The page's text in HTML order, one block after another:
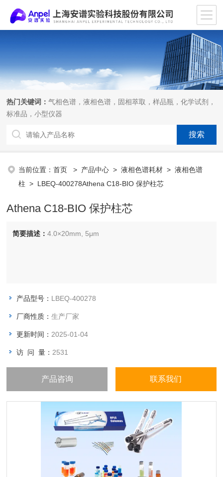
热门关键词：气相色谱，液相色谱，固相萃取，样品瓶，化学试剂，
标准品，小型仪器
当前位置：首页 > 产品中心 >液相色谱耗材 >液相色谱
柱 > LBEQ-400278Athena C18-BIO 保护柱芯
Athena C18-BIO 保护柱芯
简要描述：4.0×20mm, 5μm
产品型号： LBEQ-400278
厂商性质：生产厂家
更新时间： 2025-01-04
访 问 量： 2531
产品咨询 联系我们